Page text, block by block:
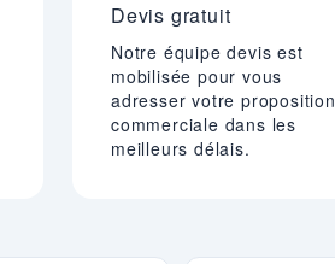
Devis gratuit
Notre équipe devis est
mobilisée pour vous
adresser votre proposition
commerciale dans les
meilleurs délais.